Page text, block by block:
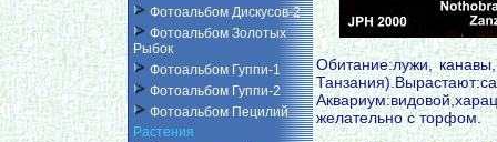
Фотоальбом Дискусов-2
Фотоальбом Золотых
Рыбок
Фотоальбом Гуппи-1
Фотоальбом Гуппи-2
Фотоальбом Пецилий
Растения
Обитание:лужи,
желательно с торфом.